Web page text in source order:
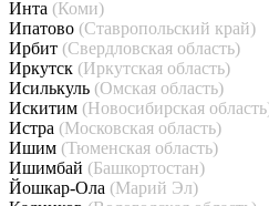
Инта (Коми)
Ипатово (Ставропольский край)
Ирбит (Свердловская область)
Иркутск (Иркутская область)
Исилькуль (Омская область)
Искитим (Новосибирская
Истра (Московская область)
Ишим (Тюменская область)
Ишимбай (Башкортостан)
Йошкар-Ола (Марий Эл)